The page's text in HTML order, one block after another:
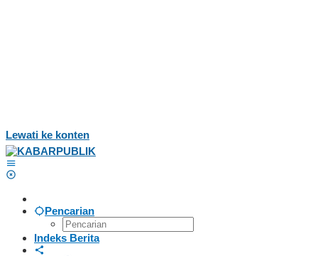
Lewati ke konten
Pencarian
Indeks Berita